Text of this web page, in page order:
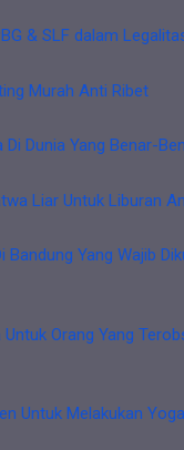
& SLF dalam
Murah Anti Ribet
Dunia Yang Benar-
Liar Untuk Liburan
Bandung Yang Wajib
Orang Yang
Untuk Melakukan